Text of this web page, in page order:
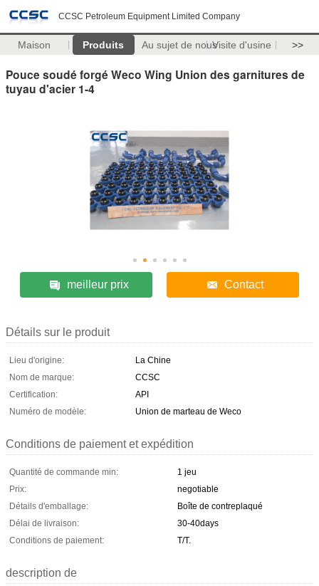
CCSC Petroleum Equipment Limited Company
Maison Produits Au sujet de nousVisite d'usine >>
Pouce soudé forgé Weco Wing Union des garnitures de
tuyau d'acier 1-4
meilleur prix Contact
Détails sur le produit
Lieu d'origine:
La Chine
Nom de marque:
CCSC
Certification:
API
Numéro de modèle:
Union de marteau de Weco
Conditions de paiement et expédition
Quantité de commande min:
1 jeu
Prix:
negotiable
Détails d'emballage:
Boîte de contreplaqué
Délai de livraison:
30-40days
Conditions de paiement:
T/T.
description de